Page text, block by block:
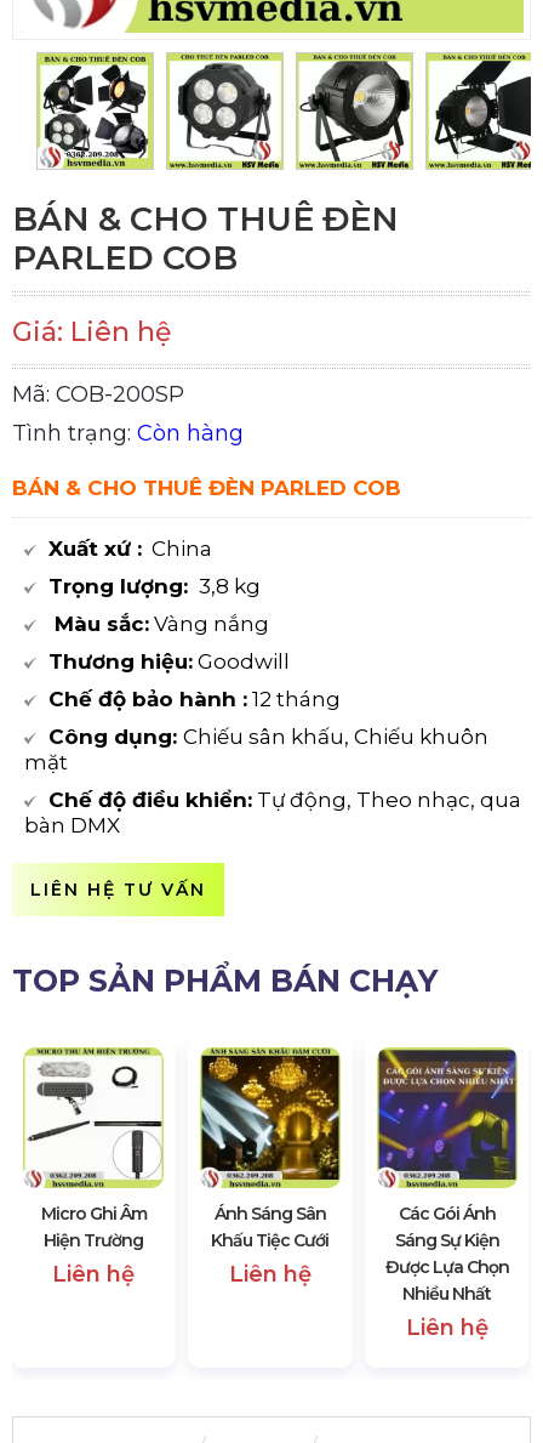
BÁN & CHO THUÊ ĐÈN
PARLED COB
Giá: Liên hệ
Mã: COB-200SP
Tình trạng: Còn hàng
BÁN & CHO THUÊ ĐÈN PARLED COB
Xuất xứ : China
Trọng lượng: 3,8 kg
Màu sắc: Vàng nắng
Thương hiệu: Goodwill
Chế độ bảo hành : 12 tháng
Công dụng: Chiếu sân khấu, Chiếu khuôn
mặt
Chế độ điều khiển: Tự động, Theo nhạc, qua
bàn DMX
LIÊN HỆ TƯ VẤN
TOP SẢN PHẨM BÁN CHẠY
Micro Ghi Âm
Hiện Trường
Liên hệ
Ánh Sáng Sân
Khấu Tiệc Cưới
Liên hệ
Các Gói Ánh
Sáng Sự Kiện
Được Lựa Chọn
Nhiều Nhất
Liên hệ